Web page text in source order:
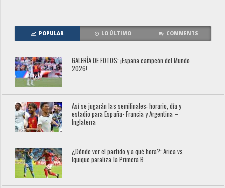
POPULAR LO ÚLTIMO COMMENTS
GALERÍA DE FOTOS: ¡España campeón del Mundo
2026!
Así se jugarán las semifinales: horario, día y
estadio para España- Francia y Argentina –
Inglaterra
¿Dónde ver el partido y a qué hora?: Arica vs
Iquique paraliza la Primera B